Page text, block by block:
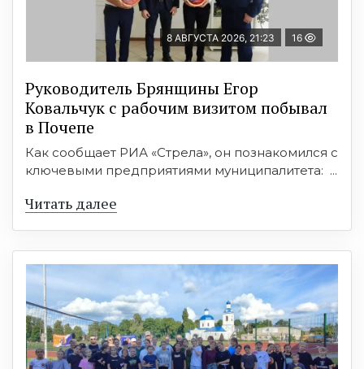
8 АВГУСТА 2026, 21:23 16
Руководитель Брянщины Егор
Ковальчук с рабочим визитом побывал
в Почепе
Как сообщает РИА «Стрела», он познакомился с
ключевыми предприятиями муниципалитета: ...
Читать далее